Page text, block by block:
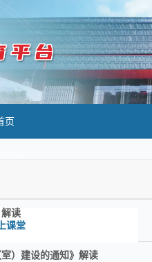
页
课堂
读
）建设的通知》解读